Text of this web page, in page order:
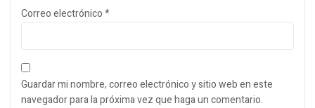
Correo electrónico*
Guardar mi nombre, correo electrónico y sitio web en este
navegador para la próxima vez que haga un comentario.